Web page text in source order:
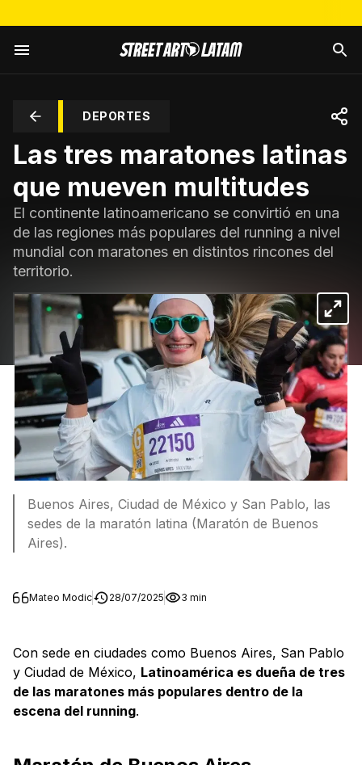
DEPORTES
Las tres maratones latinas
que mueven multitudes
El continente latinoamericano se convirtió en una
de las regiones más populares del running a nivel
mundial con maratones en distintos rincones del
territorio.
Buenos Aires, Ciudad de México y San Pablo, las
sedes de la maratón latina (Maratón de Buenos
Aires).
Mateo Modic 28/07/2025 3 min
Con sede en ciudades como Buenos Aires, San Pablo
y Ciudad de México, Latinoamérica es dueña de tres
de las maratones más populares dentro de la
escena del running.